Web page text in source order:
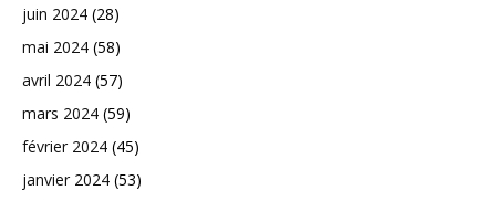
juin 2024 (28)
mai 2024 (58)
avril 2024 (57)
mars 2024 (59)
février 2024 (45)
janvier 2024 (53)